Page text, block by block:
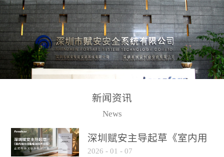
事故频发，传统的火灾探
测方法已无法满足要求。
尤其是目前众多的大型影
剧院、会议展览中心、体
育馆、大型仓库和隧道空
间等，其建筑结构特殊、
火灾隐患多。一旦发生火
传统的火灾关测器无法被
及时缺发，不能及早发现
用了具有仲裁机制和冗余
校验的总线传输技术、线
路状态检测与保护技术、
后向光电感烟探测技术、
高可靠的系统抗干扰技术
等多项专利技术和专有技
警领域三十多年技术积累
和工程实践的结晶。
新闻资讯
News
深圳赋安主导起草《室内用
光动能电池技术规程》 正式
2026 - 01 - 07